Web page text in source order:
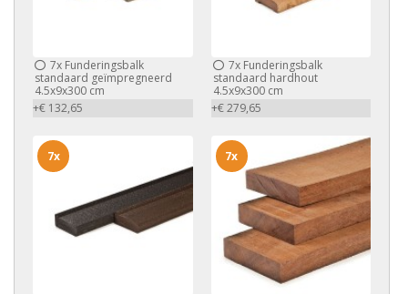
7x Funderingsbalk
standaard geïmpregneerd
4.5x9x300 cm
+€ 132,65
7xFunderingsbalk
standaard hardhout
4.5x9x300 cm
+€ 279,65
7x 7x